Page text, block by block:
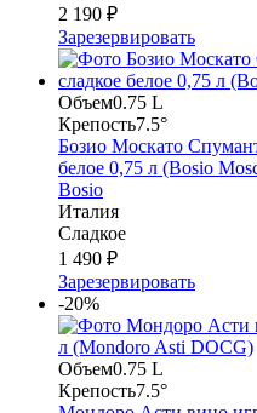
2 190 ₽
Зарезервировать
Объем0.75 L
Крепость7.5°
Бозио Москато
белое 0,75 л (Bosio
Bosio
Италия
Сладкое
1 490 ₽
Зарезервировать
-20%
Объем0.75 L
Крепость7.5°